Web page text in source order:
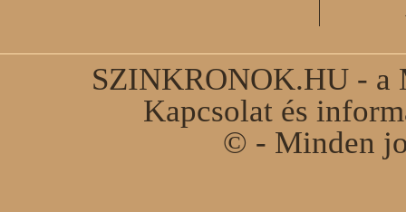
SZINKRONOK.HU - a
Kapcsolat és
© - Minden